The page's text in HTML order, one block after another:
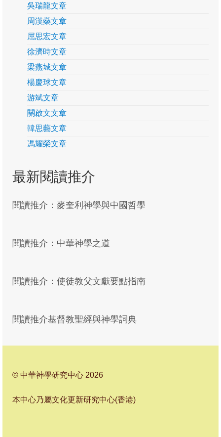
關啟文
客席研究貢獻
易際漲
徐樹荃
馮耀榮
研究季報
季報24
季報23
季報20
季報18
季報16
季報12
吳瑞龍文章
周漢燊文章
屈思宏文章
徐濟時文章
梁燕城文章
楊慶球文章
游斌文章
關啟文文章
韓思藝文章
馮耀榮文章
最新閱讀推介
閱讀推介：麥奎利神學與中國哲學
閱讀推介：中華神學之道
閱讀推介：使徒教父文獻要點指南
閱讀推介基督教聖經與神學詞典
© 中華神學研究中心 2026
本中心乃屬文化更新研究中心(香港)